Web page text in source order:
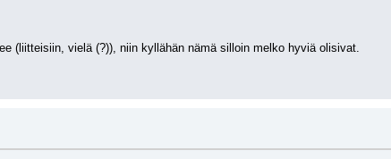
(liitteisiin, vielä (?)), niin kyllähän nämä silloin melko hyviä olisivat.